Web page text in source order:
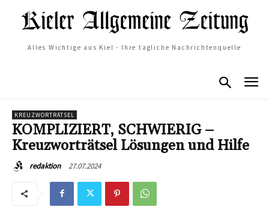
Alles Wichtige aus Kiel - Ihre tägliche Nachrichtenquelle
KREUZWORTRÄTSEL
KOMPLIZIERT, SCHWIERIG –
Kreuzworträtsel Lösungen und Hilfe
redaktion 27.07.2024